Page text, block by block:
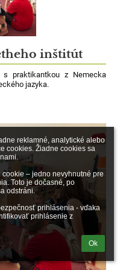
reklamné, analytické alebo
cookies. Žiadne cookies sa
– jedno nevyhnutné pre
Toto je dočasné, po
odstráni.
prihlásenia - vďaka
prihlásenie z
Ok
inštitút
s praktikantkou z Nemecka
jazyka.